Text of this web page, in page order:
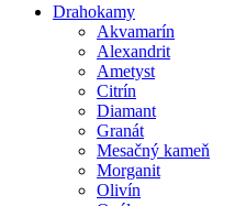
Close
Drahokamy
Akvamarín
Alexandrit
Ametyst
Citrín
Diamant
Granát
Mesačný kameň
Morganit
Olivín